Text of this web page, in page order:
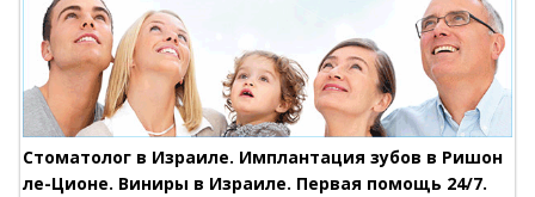
Стоматолог в Израиле. Имплантация зубов в Ришон
ле-Ционе. Виниры в Израиле. Первая помощь 24/7.